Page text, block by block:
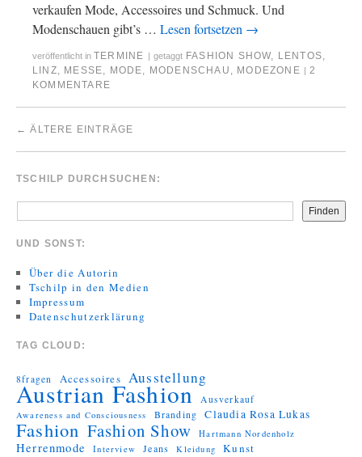
verkaufen Mode, Accessoires und Schmuck. Und
Modenschauen gibt’s … Lesen fortsetzen →
veröffentlicht in TERMINE | getaggt FASHION SHOW, LENTOS,
LINZ, MESSE, MODE, MODENSCHAU , MODEZONE | 2
KOMMENTARE
← ÄLTERE EINTRÄGE
TSCHILP DURCHSUCHEN:
Finden
UND SONST:
Über die Autorin
Tschilp in den Medien
Impressum
Datenschutzerklärung
TAG CLOUD:
8fragen Accessoires Ausstellung
Austrian Fashion Ausverkauf
Awareness and Consciousness Branding Claudia Rosa Lukas
Fashion Fashion Show Hartmann Nordenholz
Herrenmode Interview Jeans Kleidung Kunst